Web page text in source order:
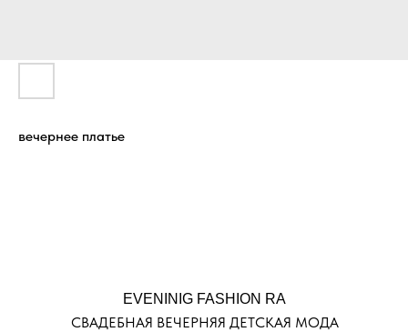
вечернее платье
EVENINIG FASHION RA
СВАДЕБНАЯ ВЕЧЕРНЯЯ ДЕТСКАЯ МОДА